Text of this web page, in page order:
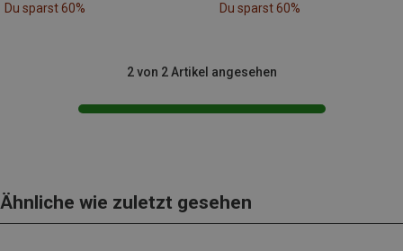
Du sparst 60% Du sparst 60%
2 von 2 Artikel angesehen
Ähnliche wie zuletzt gesehen